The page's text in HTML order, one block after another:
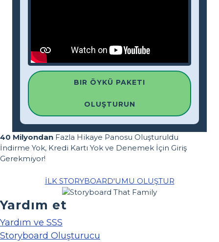
BIR ÖYKÜ PAKETI
OLUŞTURUN
40 Milyondan Fazla Hikaye Panosu Oluşturuldu
İndirme Yok, Kredi Kartı Yok ve Denemek İçin Giriş
Gerekmiyor!
İLK STORYBOARD'UMU OLUŞTUR
Yardım et
Yardım ve SSS
Storyboard Oluşturucu